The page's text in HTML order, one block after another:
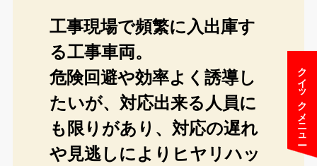
クイックメニュー
工事現場で頻繁に入出庫す
る工事車両。
危険回避や効率よく誘導し
たいが、対応出来る人員に
も限りがあり、対応の遅れ
や見逃しによりヒヤリハッ